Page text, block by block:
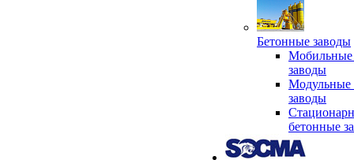
Бетонные заводы
Мобильные
заводы
Модульные
заводы
бетонные